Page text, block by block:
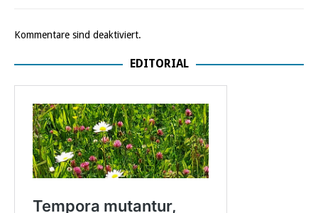
Kommentare sind deaktiviert.
EDITORIAL